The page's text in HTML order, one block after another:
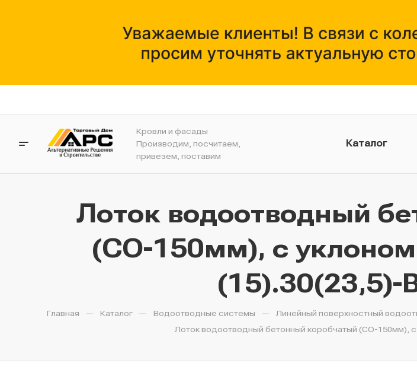
Кровли и фасады
Производим, посчитаем,
привезем, поставим
Каталог
Лоток водоотводный
(СО-150мм), с
(15).30(23,5)-
Главная — Каталог — Водоотводные системы — Линейный поверхностный
Лоток водоотводный бетонный коробчатый (СО-150мм), с